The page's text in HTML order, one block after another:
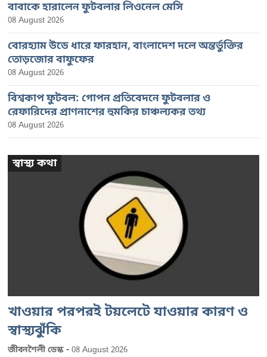
বাবাকে হারালেন ফুটবলার লিওনেল মেসি
08 August 2026
বোরহ্যাম উডে ধারে ফারহান, বাংলাদেশ দলে অন্তর্ভুক্তির
তোড়জোর বাফুফের
08 August 2026
বিশ্বকাপ ফুটবল: গোপন প্রতিবেদনে ফুটবলার ও
রেফারিদের প্রাণনাশের হুমকির চাঞ্চল্যকর তথ্য
08 August 2026
স্বাস্থ্য কথা
খাওয়ার পরপরই টয়লেটে যাওয়ার কারণ ও
স্বাস্থ্যঝুঁকি
জীবনশৈলী ডেস্ক - 08 August 2026